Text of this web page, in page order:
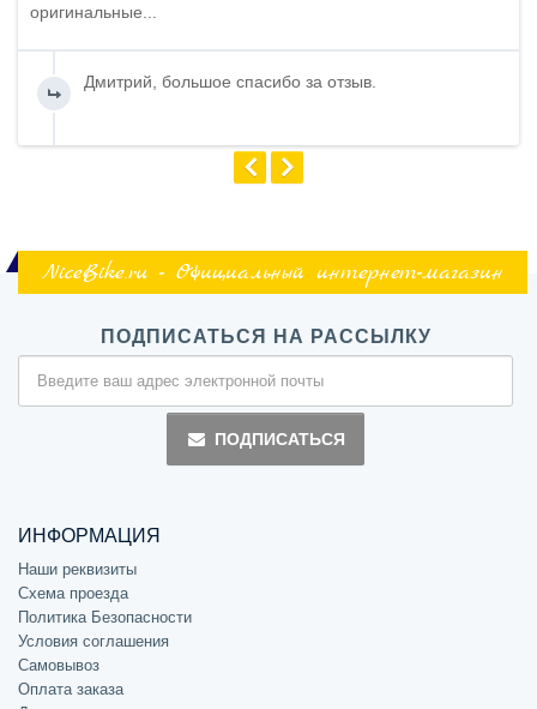
оригинальные...
Дмитрий, большое спасибо за отзыв.
NiceBike.ru - Официальный интернет-магазин
ПОДПИСАТЬСЯ НА РАССЫЛКУ
ПОДПИСАТЬСЯ
ИНФОРМАЦИЯ
Наши реквизиты
Схема проезда
Политика Безопасности
Условия соглашения
Самовывоз
Оплата заказа